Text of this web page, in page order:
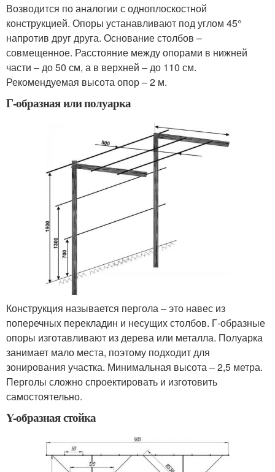
Возводится по аналогии с одноплоскостной
конструкцией. Опоры устанавливают под углом 45°
напротив друг друга. Основание столбов –
совмещенное. Расстояние между опорами в нижней
части – до 50 см, а в верхней – до 110 см.
Рекомендуемая высота опор – 2 м.
Г-образная или полуарка
Конструкция называется пергола – это навес из
поперечных перекладин и несущих столбов. Г-образные
опоры изготавливают из дерева или металла. Полуарка
занимает мало места, поэтому подходит для
зонирования участка. Минимальная высота – 2,5 метра.
Перголы сложно спроектировать и изготовить
самостоятельно.
Y-образная стойка